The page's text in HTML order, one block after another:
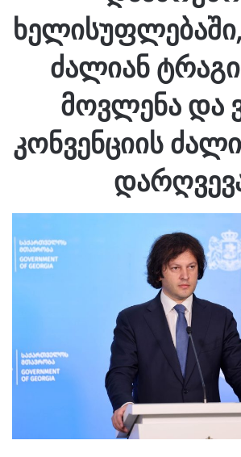
ძალიან
მოვლენა და
კონვენციის